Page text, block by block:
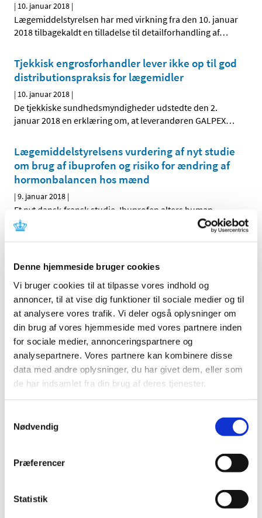
Denne hjemmeside bruger cookies
Vi bruger cookies til at tilpasse vores indhold og
annoncer, til at vise dig funktioner til sociale medier og til
at analysere vores trafik. Vi deler også oplysninger om
din brug af vores hjemmeside med vores partnere inden
for sociale medier, annonceringspartnere og
analysepartnere. Vores partnere kan kombinere disse
data med andre oplysninger, du har givet dem, eller som
de har indsamlet fra din brug af deres tjenester.
Nødvendig
Præferencer
Statistik
| 10. januar 2018 |
Lægemiddelstyrelsen har med virkning fra den 10. januar
2018 tilbagekaldt en tilladelse til detailforhandling af…
Tjekkisk engrosforhandler lever ikke op til god
distributionspraksis for lægemidler
| 10. januar 2018 |
De tjekkiske sundhedsmyndigheder udstedte den 2.
januar 2018 en erklæring om, at leverandøren GALPEX…
Lægemiddelstyrelsens vurdering af nyt studie
om brug af ibuprofen og risiko for ændring af
hormonbalancen hos mænd
|9. januar 2018 |
Et nyt dansk-fransk studie, Ibuprofen alters human
testicular physiology to produce a state of
|4. januar 2018|
Lægemiddelstyrelsen har besluttet, at Innovair NEXThaler
skal have generelt tilskud. Innovair NEXThaler …
Forrige 1 … 6 7 8
Alle (2506)
2025 (158)
2023 (195)